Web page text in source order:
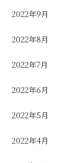
2022年9月
2022年8月
2022年7月
2022年6月
2022年5月
2022年4月